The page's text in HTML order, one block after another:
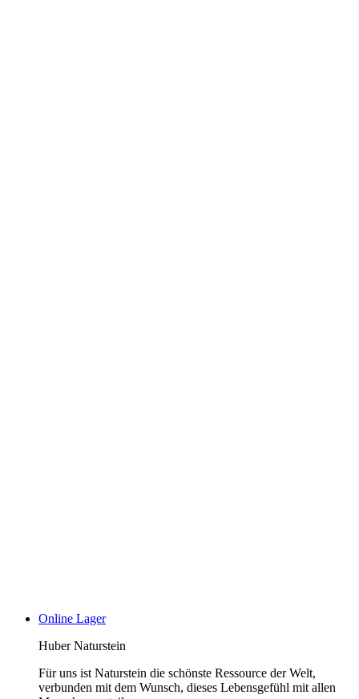
Online Lager
Huber Naturstein
Für uns ist Naturstein die schönste Ressource der Welt,
verbunden mit dem Wunsch, dieses Lebensgefühl mit allen